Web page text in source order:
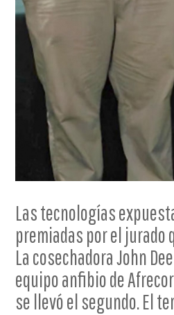
Las tecnologías
premiadas por el jurado
La cosechadora John
equipo anfibio de
se llevó el segundo. El